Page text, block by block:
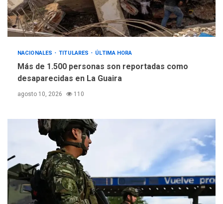
NACIONALES TITULARES ÚLTIMA HORA
Más de 1.500 personas son reportadas como
desaparecidas en La Guaira
agosto 10, 2026 110